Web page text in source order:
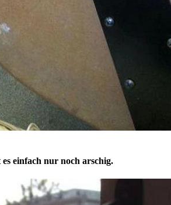
einfach nur noch arschig.